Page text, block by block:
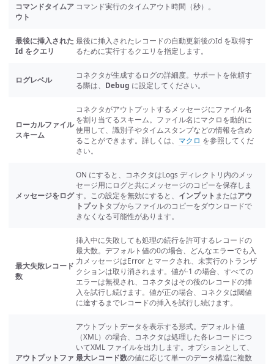
コマンドタイムア
ウト
コマンド実行のタイムアウト時間（秒）。
最後に挿入された
Id をクエリ
最後に挿入されたレコードの自動更新後のId を取得す
るために実行するクエリを指定します。
ログレベル
コネクタが生成するログの詳細度。サポートを依頼す
る際は、 Debug に設定してください。
ローカルファイル
スキーム
コネクタがアウトプットするメッセージにファイル名
を割り当てるスキーム。ファイル名にマクロを動的に
使用して、識別子やタイムスタンプなどの情報を含め
ることができます。詳しくは、 マクロ を参照してくだ
さい。
メッセージをログ
ON にすると、コネクタはLogs ディレクトリ内のメッ
セージ用にログと共にメッセージのコピーを保存しま
す。この設定を無効にすると、 インプット またはアウ
トプットタブからファイルのコピーをダウンロードで
きなくなる可能性があります。
最大失敗レコード
数
挿入中に失敗しても処理の続行を許可するレコードの
最大数。デフォルト値の0の場合、どんなエラーでも入
力メッセージはError とマークされ、未実行のトランザ
クションは取り消されます。値が-1 の場合、すべての
エラーは無視され、コネクタはその後のレコードの挿
入を試行し続けます。値が正の場合、コネクタは閾値
に達するまでレコードの挿入を試行し続けます。
アウトプットファ
アウトプットデータを表示する形式。デフォルト値
（XML）の場合、コネクタは処理した各レコードにつ
いてXML ファイルを出力します。オプションとして、
最大レコード数の値に応じて単一のデータ構造に複数